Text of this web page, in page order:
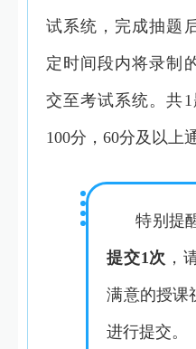
试系统，完成抽题
定时间段内将录制
交至考试系统。共
100分，60分及以上
特别提
提交1次 ，
满意的授课
进行提交。